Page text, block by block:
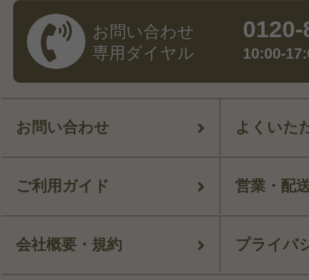
お問い合わせ
専用ダイヤル
10:00-
お問い合わせ よくいた
ご利用ガイド 営業・配
会社概要・規約 プライバ